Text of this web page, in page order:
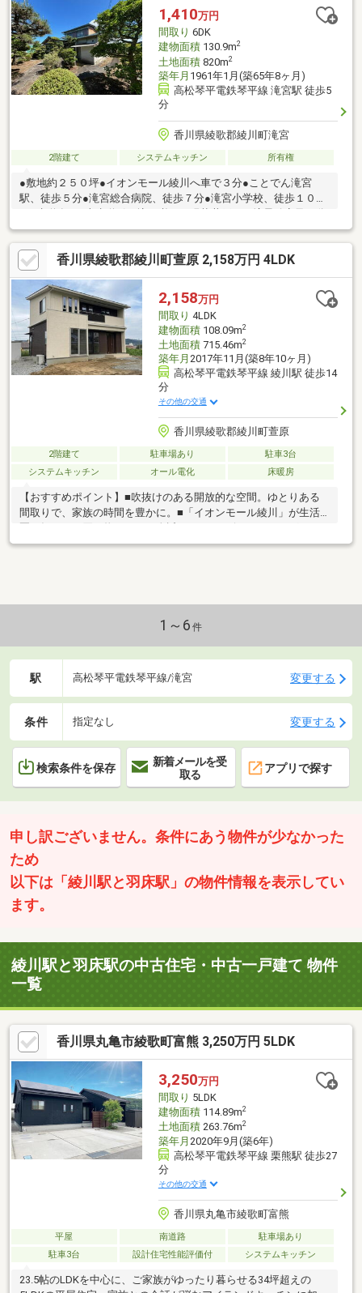
いっても土間リビングの薪ストーブ。寒い冬もお家全体を心地よ
い暖かさで包んでくれます。◎条件を満たす場合は綾川町若者定
住促進補助金１００万円が利用できます。※詳細は綾川町ＨＰで
1,410万円
間取り 6DK
建物面積130.9m2
土地面積820m2
築年月 1961年1月(築65年8ヶ月)
高松琴平電鉄琴平線 滝宮駅 徒歩5
分
香川県綾歌郡綾川町滝宮
2階建て システムキッチン 所有権
●敷地約２５０坪●イオンモール綾川へ車で３分●ことでん滝宮
駅、徒歩５分●滝宮総合病院、徒歩７分●滝宮小学校、徒歩１０分
筆を行った上でお引渡し致します。土地面積が現在の面積と相違
することが考えられます。詳細はお問合せの上。・分筆に伴い、
新たな境界線上で境界明示物を設置する予定です。その費用負担
について、要相談とします。・本物件前面道路は滝宮天満宮の参
道を兼ねており、道路使用に関し予め事前協議が必要な場合があ
ります。
香川県綾歌郡綾川町萱原 2,158万円 4LDK
2,158万円
間取り 4LDK
建物面積108.09m2
土地面積715.46m2
築年月 2017年11月(築8年10ヶ月)
高松琴平電鉄琴平線 綾川駅 徒歩14
分
その他の交通
香川県綾歌郡綾川町萱原
2階建て 駐車場あり
駐車3台
システムキッチン
オール電化 床暖房
【おすすめポイント】■吹抜けのある開放的な空間。ゆとりある
間取りで、家族の時間を豊かに。■「イオンモール綾川」が生活
ア、郵便局などの生活施設も充実しており生活しやすい環境で
ＬＤＫに床暖房設置しております。
1～6 件
駅 高松琴平電鉄琴平線/滝宮 変更する
条件 指定なし 変更する
検索条件を保存
新着メールを受
取る
アプリで探す
申し訳ございません。条件にあう物件が少なかった
ため
以下は「綾川駅と羽床駅」の物件情報を表示してい
ます。
綾川駅と羽床駅の中古住宅・中古一戸建て 物件
一覧
香川県丸亀市綾歌町富熊 3,250万円 5LDK
3,250万円
間取り 5LDK
建物面積114.89m2
土地面積263.76m2
築年月 2020年9月(築6年)
高松琴平電鉄琴平線 栗熊駅 徒歩27
分
その他の交通
香川県丸亀市綾歌町富熊
平屋 南道路
駐車場あり
駐車3台
設計住宅性能評価付 システムキッチン
23.5帖のLDKを中心に、ご家族がゆったり暮らせる34坪超えの